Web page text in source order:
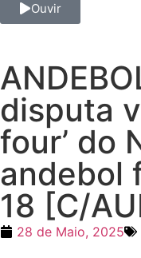
Ouvir
disputa
four’ do
andebol
18 [C/
28 de Maio, 2025